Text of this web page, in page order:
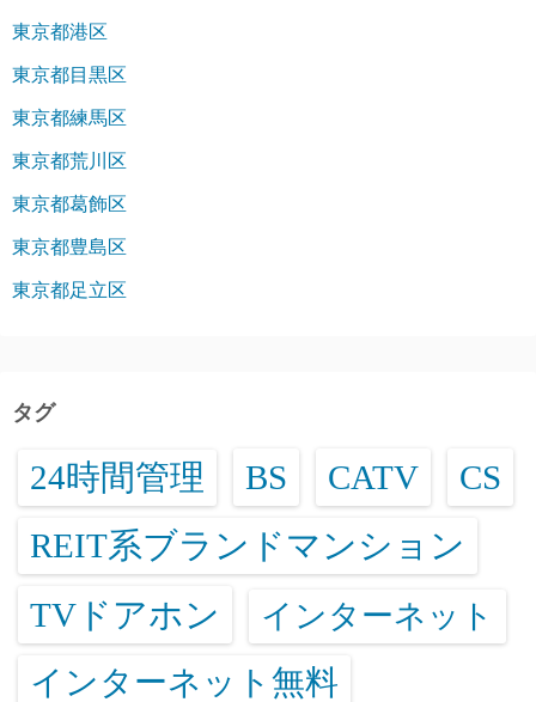
東京都港区
東京都目黒区
東京都練馬区
東京都荒川区
東京都葛飾区
東京都豊島区
東京都足立区
タグ
24時間管理 BS CATV CS
REIT系ブランドマンション
TVドアホン インターネット
インターネット無料